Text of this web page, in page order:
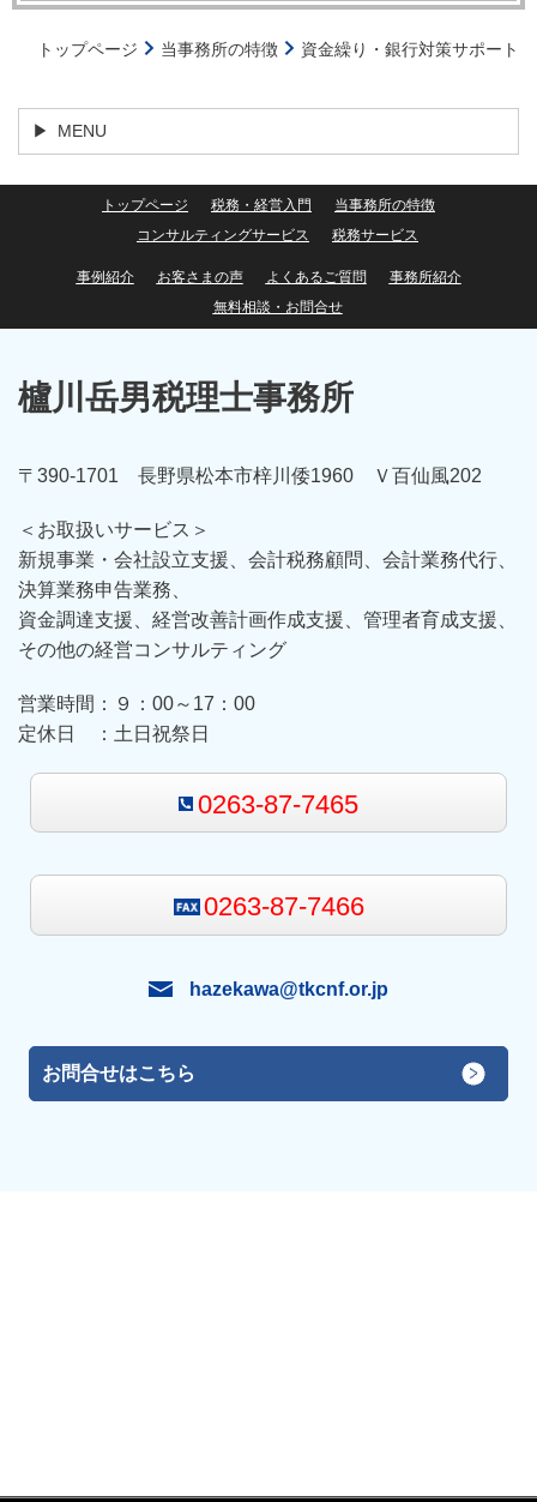
トップページ 当事務所の特徴 資金繰り・銀行対策サポート
MENU
トップページ 税務・経営入門
当事務所の特徴
コンサルティングサービス
税務サービス
事例紹介 お客さまの声 よくあるご質問
事務所紹介
無料相談・お問合せ
櫨川岳男税理士事務所
〒390-1701 長野県松本市梓川倭1960 Ｖ百仙風202
＜お取扱いサービス＞
新規事業・会社設立支援、会計税務顧問、会計業務代行、
決算業務申告業務、
資金調達支援、経営改善計画作成支援、管理者育成支援、
その他の経営コンサルティング
営業時間：９：00～17：00
定休日 ：土日祝祭日
0263-87-7465
0263-87-7466
hazekawa@tkcnf.or.jp
お問合せはこちら